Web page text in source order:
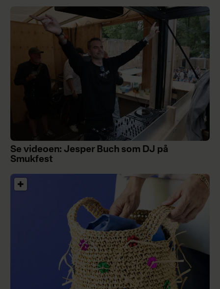
Se videoen: Jesper Buch som DJ på
Smukfest